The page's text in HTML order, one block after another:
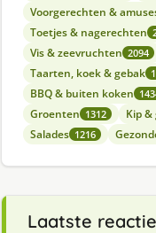
Voorgerechten &
Toetjes & nagerechten
Vis & zeevruchten 2094
Taarten, koek & gebak
BBQ & buiten koken
Groenten 1312 Kip
Salades 1216
Laatste